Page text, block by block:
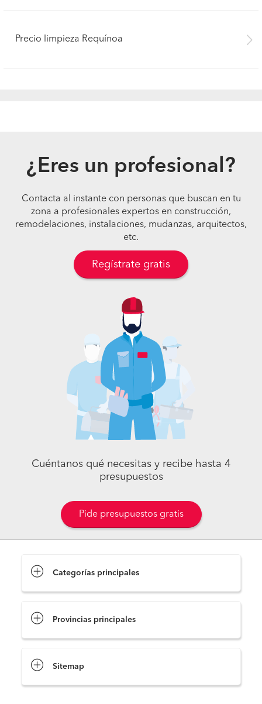
Precio limpieza Requínoa
¿Eres un profesional?
Contacta al instante con personas que buscan en tu
zona a profesionales expertos en construcción,
remodelaciones, instalaciones, mudanzas, arquitectos,
etc.
Regístrate gratis
Cuéntanos qué necesitas y recibe hasta 4
presupuestos
Pide presupuestos gratis
Categorías principales
Provincias principales
Sitemap